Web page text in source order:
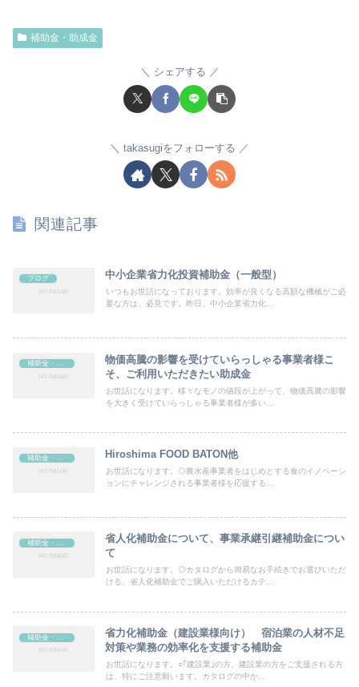
補助金・助成金
シェアする
takasugiをフォローする
関連記事
ブログ 中小企業省力化投資補助金（一般型）
いつもお世話になっております。効率が良くなる高額な機械がご必
要な方は、必見です。昨日、中小企業省力化...
物価高騰の影響を受けていらっしゃる事業者様こ
そ、ご利用いただきたい助成金
お世話になります。様々なモノの値段が上がって、物価高騰の影響
を大きく受けていらっしゃる事業者様が多い...
Hiroshima FOOD BATON他
お世話になります。◎農水産事業者をはじめとする食のイノベーシ
ョンにチャレンジされる事業者様を応援する...
省人化補助金について、事業承継引継補助金につい
て
お世話になります。◎カタログから簡易なお手続きでお選びいただ
ける、省人化補助金でご購入いただけるカテ...
省力化補助金（建設業様向け） 宿泊業の人材不足
対策や業務の効率化を支援する補助金
お世話になります。○｢建設業｣の方、建設業の方をご支援される方
は、特にご注意願います。カタログの中か...